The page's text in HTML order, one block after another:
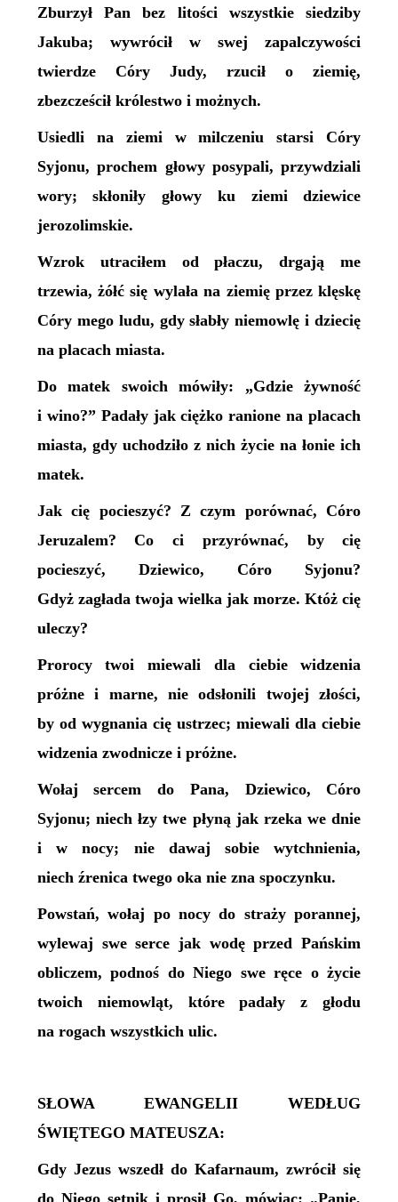
Zburzył Pan bez litości wszystkie siedziby
Jakuba; wywrócił w swej zapalczywości
twierdze Córy Judy, rzucił o ziemię,
zbezcześcił królestwo i możnych.
Usiedli na ziemi w milczeniu starsi Córy
Syjonu, prochem głowy posypali, przywdziali
wory; skłoniły głowy ku ziemi dziewice
jerozolimskie.
Wzrok utraciłem od płaczu, drgają me
trzewia, żółć się wylała na ziemię przez klęskę
Córy mego ludu, gdy słabły niemowlę i dziecię
na placach miasta.
Do matek swoich mówiły: „Gdzie żywność
i wino?” Padały jak ciężko ranione na placach
miasta, gdy uchodziło z nich życie na łonie ich
matek.
Jak cię pocieszyć? Z czym porównać, Córo
Jeruzalem? Co ci przyrównać, by cię
pocieszyć, Dziewico, Córo Syjonu?
Gdyż zagłada twoja wielka jak morze. Któż cię
uleczy?
Prorocy twoi miewali dla ciebie widzenia
próżne i marne, nie odsłonili twojej złości,
by od wygnania cię ustrzec; miewali dla ciebie
widzenia zwodnicze i próżne.
Wołaj sercem do Pana, Dziewico, Córo
Syjonu; niech łzy twe płyną jak rzeka we dnie
i w nocy; nie dawaj sobie wytchnienia,
niech źrenica twego oka nie zna spoczynku.
Powstań, wołaj po nocy do straży porannej,
wylewaj swe serce jak wodę przed Pańskim
obliczem, podnoś do Niego swe ręce o życie
twoich niemowląt, które padały z głodu
na rogach wszystkich ulic.
SŁOWA EWANGELII WEDŁUG
ŚWIĘTEGO MATEUSZA:
Gdy Jezus wszedł do Kafarnaum, zwrócił się
do Niego setnik i prosił Go, mówiąc: „Panie,